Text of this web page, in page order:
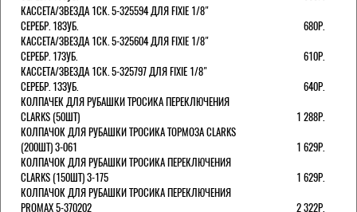
КАССЕТА/ЗВЕЗДА 1СК. 5-325594 ДЛЯ FIXIE 1/8"
СЕРЕБР. 18ЗУБ.
680Р.
КАССЕТА/ЗВЕЗДА 1СК. 5-325604 ДЛЯ FIXIE 1/8"
СЕРЕБР. 17ЗУБ.
610Р.
КАССЕТА/ЗВЕЗДА 1СК. 5-325797 ДЛЯ FIXIE 1/8"
СЕРЕБР. 13ЗУБ.
640Р.
КОЛПАЧЕК ДЛЯ РУБАШКИ ТРОСИКА ПЕРЕКЛЮЧЕНИЯ
CLARKS (50ШТ)
1 288Р.
КОЛПАЧОК ДЛЯ РУБАШКИ ТРОСИКА ТОРМОЗА CLARKS
(200ШТ) 3-061
1 629Р.
КОЛПАЧОК ДЛЯ РУБАШКИ ТРОСИКА ПЕРЕКЛЮЧЕНИЯ
CLARKS (150ШТ) 3-175
1 629Р.
КОЛПАЧОК ДЛЯ РУБАШКИ ТРОСИКА ПЕРЕКЛЮЧЕНИЯ
PROMAX 5-370202
2 322Р.